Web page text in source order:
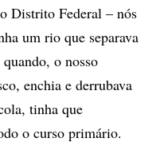
Distrito Federal – nós
um rio que separava
o nosso
enchia e derrubava
tinha que
o curso primário.